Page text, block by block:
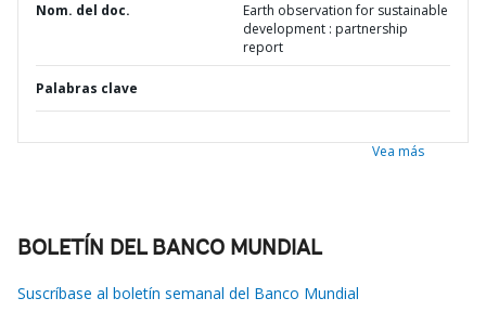
Nom. del doc.
Earth observation for sustainable
development : partnership
report
Palabras clave
Vea más
BOLETÍN DEL BANCO MUNDIAL
Suscríbase al boletín semanal del Banco Mundial